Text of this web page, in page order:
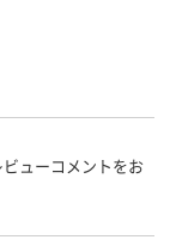
ューコメントをお